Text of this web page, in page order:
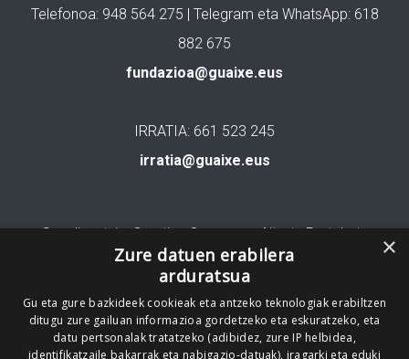
Telefonoa: 948 564 275 | Telegram eta WhatsApp: 618
882 675
fundazioa@guaixe.eus
IRRATIA: 661 523 245
irratia@guaixe.eus
Gure lizentzia: Creative Commons Aitortu Partekatu
Codesyntaxek garatua
×
Zure datuen erabilera
arduratsua
Gu eta gure bazkideek cookieak eta antzeko teknologiak erabiltzen
ditugu zure gailuan informazioa gordetzeko eta eskuratzeko, eta
datu pertsonalak tratatzeko (adibidez, zure IP helbidea,
identifikatzaile bakarrak eta nabigazio-datuak), iragarki eta eduki